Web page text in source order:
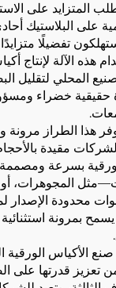
المتزايد على
على البلاستيك
تفضيلًا
هذه الآلة لإنتاج
المحلي لتقليل
خضراء
هذا الطراز
مقيدة
ورقية بسرعة
المجوهرات، أو
محدودة الإصدار
يسمح بمرونة
صنع الأكياس الورقية
تعزيز قدرتها على